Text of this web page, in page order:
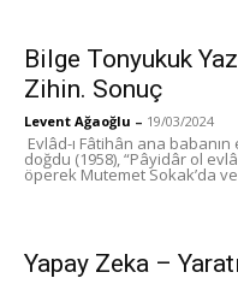
Bilge Tonyukuk
Zihin. Sonuç
Levent Ağaoğlu – 19/03/2024
Evlâd-ı Fâtihân ana babanın
doğdu (1958), “Pâyidâr ol
öperek Mutemet Sokak’da
Yapay Zeka –